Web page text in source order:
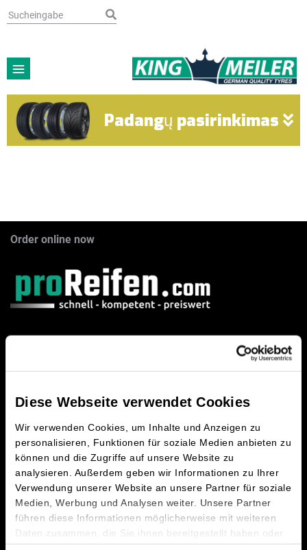
Diese Webseite verwendet Cookies
Wir verwenden Cookies, um Inhalte und Anzeigen zu
personalisieren, Funktionen für soziale Medien anbieten zu
können und die Zugriffe auf unsere Website zu
analysieren. Außerdem geben wir Informationen zu Ihrer
Verwendung unserer Website an unsere Partner für soziale
Medien, Werbung und Analysen weiter. Unsere Partner
führen diese Informationen möglicherweise mit weiteren
Daten zusammen, die Sie ihnen bereitgestellt haben oder
die sie im Rahmen Ihrer Nutzung der Dienste gesammelt
Padangų pasirinkimas
Order online now